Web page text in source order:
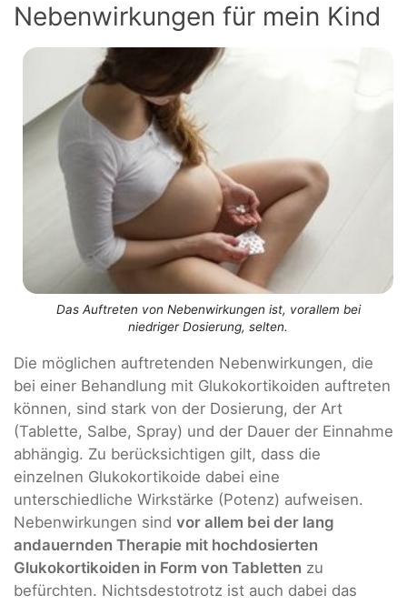
Nebenwirkungen für mein Kind
Das Auftreten von Nebenwirkungen ist, vorallem bei
niedriger Dosierung, selten.
Die möglichen auftretenden Nebenwirkungen, die
bei einer Behandlung mit Glukokortikoiden auftreten
können, sind stark von der Dosierung, der Art
(Tablette, Salbe, Spray) und der Dauer der Einnahme
abhängig. Zu berücksichtigen gilt, dass die
einzelnen Glukokortikoide dabei eine
unterschiedliche Wirkstärke (Potenz) aufweisen.
Nebenwirkungen sind vor allem bei der lang
andauernden Therapie mit hochdosierten
Glukokortikoiden in Form von Tabletten zu
befürchten. Nichtsdestotrotz ist auch dabei das